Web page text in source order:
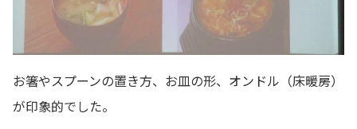
お箸やスプーンの置き方、お皿の形、オンドル（床暖房）
が印象的でした。